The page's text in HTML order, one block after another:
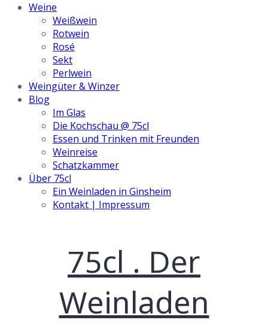
Weine
Weißwein
Rotwein
Rosé
Sekt
Perlwein
Weingüter & Winzer
Blog
Im Glas
Die Kochschau @ 75cl
Essen und Trinken mit Freunden
Weinreise
Schatzkammer
Über 75cl
Ein Weinladen in Ginsheim
Kontakt | Impressum
75cl . Der
Weinladen